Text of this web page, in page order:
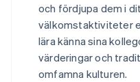
och fördjupa dem i
välkomstaktiviteter
lära känna sina
värderingar och
omfamna kulturen.